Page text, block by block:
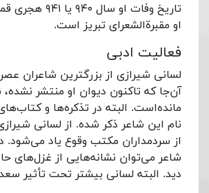
تاریخ وفات او
او مقبرةالشعرای تبریز است.
فعالیت ادبی
لسانی شیرازی از بزرگترین شاعران عصر
آن‌جا که تاکنون دیوان او منتشر نشده،
مانده‌است. البته در تذکره‌ها و
نام این شاعر ذکر شده. از لسانی
از سردمداران مکتب وقوع یاد می‌شود.
شاعر می‌توان نشانه‌هایی از غزل‌های
دید. البته لسانی بیشتر تحت تأثیر